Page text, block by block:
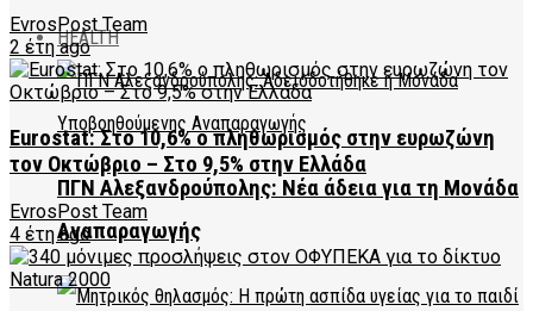
HEALTH
ΠΓΝ Αλεξανδρούπολης: Νέα άδεια για τη Μονάδα
Αναπαραγωγής
EvrosPost Team
2 έτη ago
Eurostat: Στο 10,6% ο πληθωρισμός στην ευρωζώνη
τον Οκτώβριο – Στο 9,5% στην Ελλάδα
EvrosPost Team
4 έτη ago